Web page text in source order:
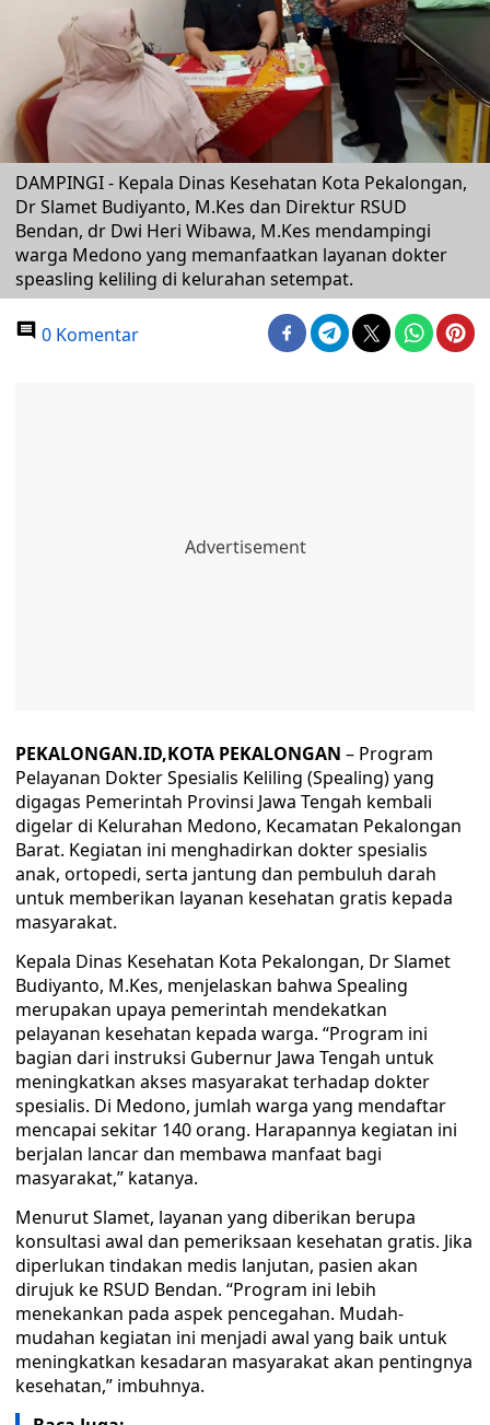
DAMPINGI - Kepala Dinas Kesehatan Kota Pekalongan,
Dr Slamet Budiyanto, M.Kes dan Direktur RSUD
Bendan, dr Dwi Heri Wibawa, M.Kes mendampingi
warga Medono yang memanfaatkan layanan dokter
speasling keliling di kelurahan setempat.
0 Komentar
PEKALONGAN.ID,KOTA PEKALONGAN – Program
Pelayanan Dokter Spesialis Keliling (Spealing) yang
digagas Pemerintah Provinsi Jawa Tengah kembali
digelar di Kelurahan Medono, Kecamatan Pekalongan
Barat. Kegiatan ini menghadirkan dokter spesialis
anak, ortopedi, serta jantung dan pembuluh darah
untuk memberikan layanan kesehatan gratis kepada
masyarakat.
Kepala Dinas Kesehatan Kota Pekalongan, Dr Slamet
Budiyanto, M.Kes, menjelaskan bahwa Spealing
merupakan upaya pemerintah mendekatkan
pelayanan kesehatan kepada warga. “Program ini
bagian dari instruksi Gubernur Jawa Tengah untuk
meningkatkan akses masyarakat terhadap dokter
spesialis. Di Medono, jumlah warga yang mendaftar
mencapai sekitar 140 orang. Harapannya kegiatan ini
berjalan lancar dan membawa manfaat bagi
masyarakat,” katanya.
Menurut Slamet, layanan yang diberikan berupa
konsultasi awal dan pemeriksaan kesehatan gratis. Jika
diperlukan tindakan medis lanjutan, pasien akan
dirujuk ke RSUD Bendan. “Program ini lebih
menekankan pada aspek pencegahan. Mudah-
mudahan kegiatan ini menjadi awal yang baik untuk
meningkatkan kesadaran masyarakat akan pentingnya
kesehatan,” imbuhnya.